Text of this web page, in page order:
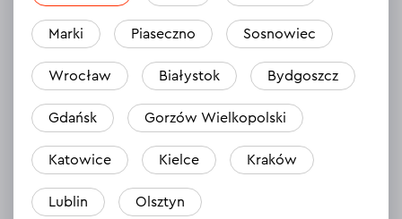
Відгуки
Патрон для шуруповерта Dnipro-
M P1
28.08.2024
Jeszcze nie używałem, sprawdziłem jedynie
Marki Piaseczno Sosnowiec
Wrocław Białystok Bydgoszcz
Gdańsk Gorzów Wielkopolski
Katowice Kielce Kraków
Lublin Olsztyn